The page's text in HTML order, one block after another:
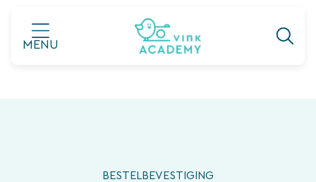
naar
MENU
BESTELBEVESTIGING